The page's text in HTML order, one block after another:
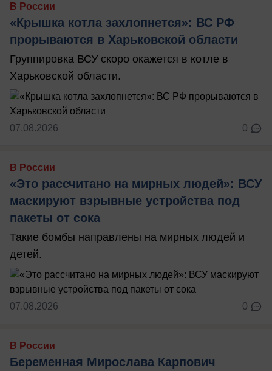
В России
«Крышка котла захлопнется»: ВС РФ
прорываются в Харьковской области
Группировка ВСУ скоро окажется в котле в
Харьковской области.
07.08.2026 0
В России
«Это рассчитано на мирных людей»: ВСУ
маскируют взрывные устройства под
пакеты от сока
Такие бомбы направлены на мирных людей и
детей.
07.08.2026 0
В России
Беременная Мирослава Карпович